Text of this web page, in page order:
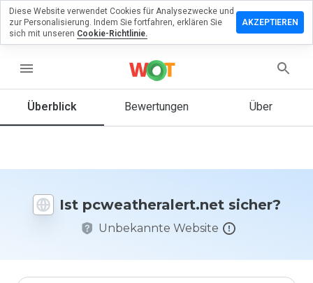
menu
Überblick Bewertungen Über
Ist pcweatheralert.net sicher?
Unbekannte Website
Sie
Sie diese
auf einer
Skala von
1 bis 5
Diese Website verwendet Cookies für Analysezwecke und
zur Personalisierung. Indem Sie fortfahren, erklären Sie
sich mit unseren Cookie-Richtlinie.
AKZEPTIEREN